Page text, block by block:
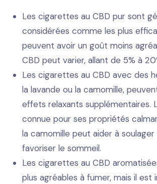
Les cigarettes au CBD pur sont
considérées comme les plus
peuvent avoir un goût moins
CBD peut varier, allant de 5% à
Les cigarettes au CBD avec des
la lavande ou la camomille,
effets relaxants supplémentaires.
connue pour ses propriétés
la camomille peut aider à soulager
favoriser le sommeil.
Les cigarettes au CBD
plus agréables à fumer, mais il